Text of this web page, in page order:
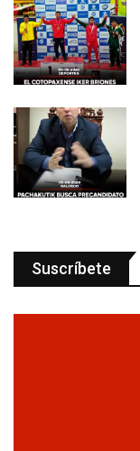
Suscríbete